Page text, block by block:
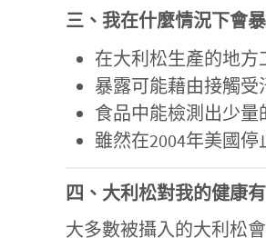
三、我在什麼情況下會
在大利松生產的地方
暴露可能藉由接觸受
食品中能檢測出少量
雖然在2004年美國
四、大利松對我的健康
大多數被攝入的大利松